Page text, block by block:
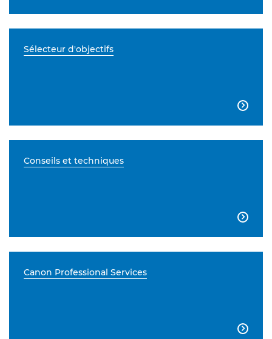
Sélecteur d'objectifs

Conseils et techniques

Canon Professional Services
